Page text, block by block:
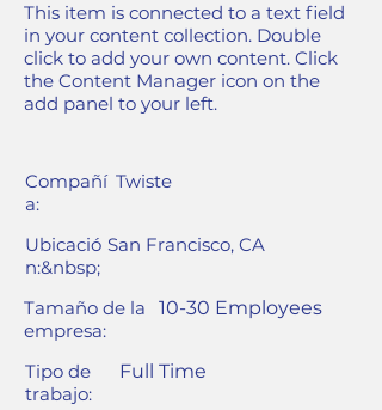
This item is connected to a text field
in your content collection. Double
click to add your own content. Click
the Content Manager icon on the
add panel to your left.
Compañí
a:
Twiste
Ubicació
n:&nbsp;
San Francisco, CA
Tamaño de la
empresa:
10-30 Employees
Tipo de
trabajo:
Full Time